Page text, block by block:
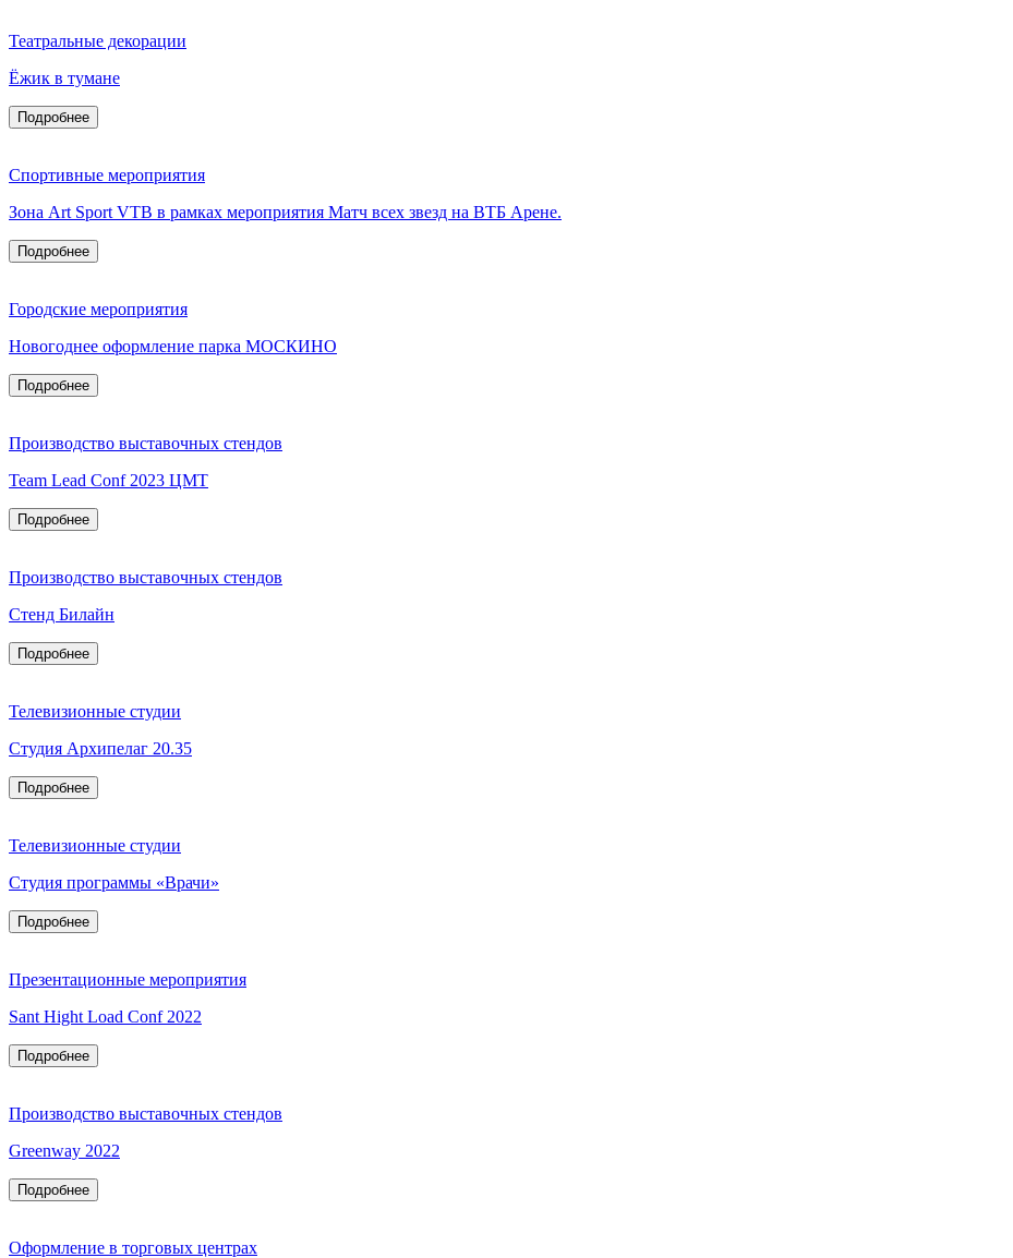
Театральные декорации
Ёжик в тумане
Подробнее
Спортивные мероприятия
Зона Art Sport VTB в рамках мероприятия Матч всех звезд на ВТБ Арене.
Подробнее
Городские мероприятия
Новогоднее оформление парка МОСКИНО
Подробнее
Производство выставочных стендов
Team Lead Conf 2023 ЦМТ
Подробнее
Производство выставочных стендов
Стенд Билайн
Подробнее
Телевизионные студии
Студия Архипелаг 20.35
Подробнее
Телевизионные студии
Студия программы «Врачи»
Подробнее
Презентационные мероприятия
Sant Hight Load Conf 2022
Подробнее
Производство выставочных стендов
Greenway 2022
Подробнее
Оформление в торговых центрах